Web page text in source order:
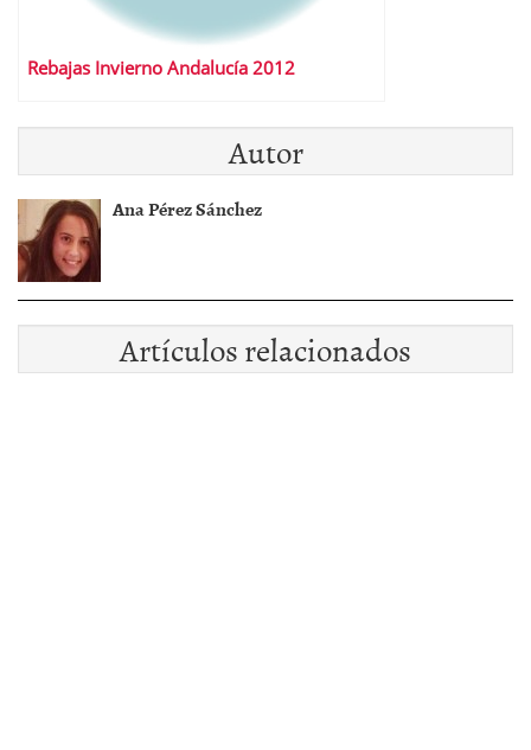
Rebajas Invierno Andalucía 2012
Autor
Ana Pérez Sánchez
Artículos relacionados